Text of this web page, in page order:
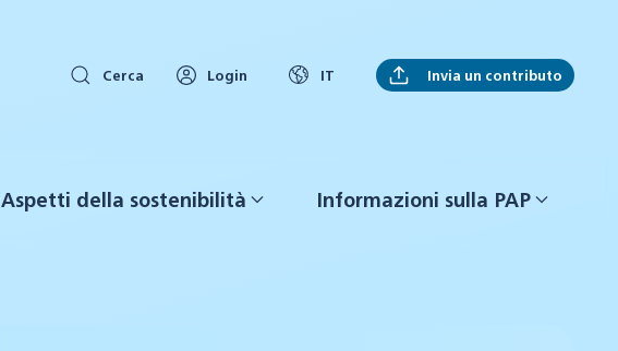
Cerca Login IT Invia un contributo
Aspetti della sostenibilità Informazioni sulla PAP